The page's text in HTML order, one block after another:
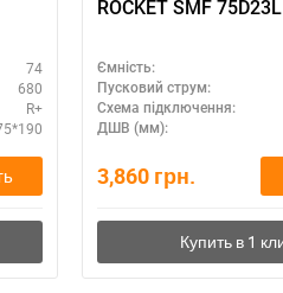
74
680
R+
ROCKET SMF 75D23L
Ємність:
Пусковий струм:
Схема підключення:
ДШВ (мм):
3,860 грн.